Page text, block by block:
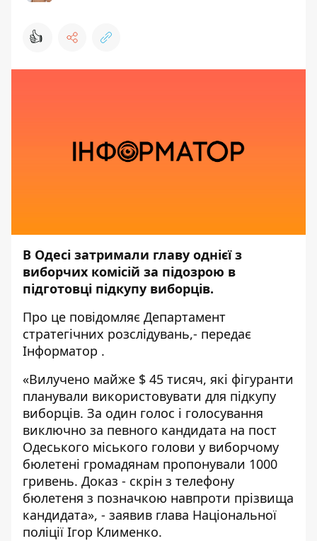
👍
В Одесі затримали главу однієї з
виборчих комісій за підозрою в
підготовці підкупу виборців.
Про це повідомляє Департамент
стратегічних розслідувань,- передає
Інформатор .
«Вилучено майже $ 45 тисяч, які фігуранти
планували використовувати для підкупу
виборців. За один голос і голосування
виключно за певного кандидата на пост
Одеського міського голови у виборчому
бюлетені громадянам пропонували 1000
гривень. Доказ - скрін з телефону
бюлетеня з позначкою навпроти прізвища
кандидата», - заявив глава Національної
поліції Ігор Клименко.